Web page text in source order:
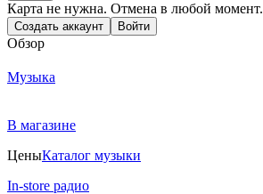
Карта не нужна. Отмена в любой момент.
Создать аккаунт Войти
Обзор
Музыка
В магазине
ЦеныКаталог музыки
In-store радио